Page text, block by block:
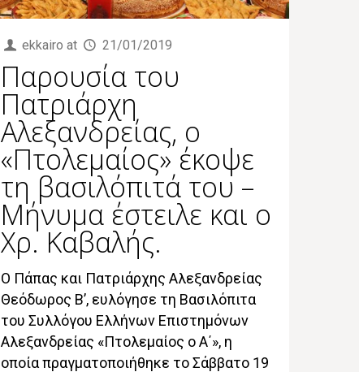
ekkairo at 21/01/2019
Παρουσία του
Πατριάρχη
Αλεξανδρείας, ο
«Πτολεμαίος» έκοψε
τη βασιλόπιτά του –
Μήνυμα έστειλε και ο
Χρ. Καβαλής.
O Πάπας και Πατριάρχης Αλεξανδρείας
Θεόδωρος Β’, ευλόγησε τη Βασιλόπιτα
του Συλλόγου Ελλήνων Επιστημόνων
Αλεξανδρείας «Πτολεμαίος ο Α΄», η
οποία πραγματοποιήθηκε το Σάββατο 19